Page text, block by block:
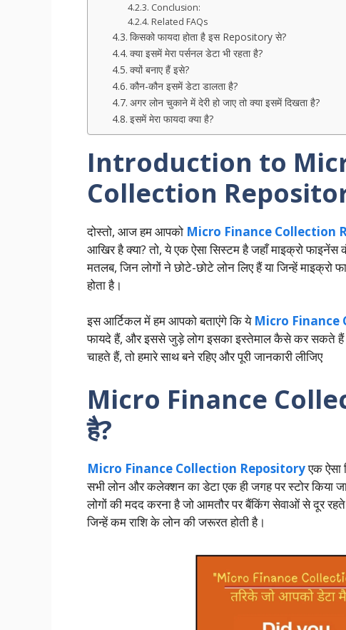
Conclusion:
Related FAQs
किसको फायदा होता है इस Repository से?
क्या इसमें मेरा पर्सनल डेटा भी रहता है?
क्यों बनाए हैं इसे?
कौन-कौन इसमें डेटा डालता है?
अगर लोन चुकाने में देरी हो जाए तो क्या इसमें दिखता है?
इसमें मेरा फायदा क्या है?
Introduction to
Collection
दोस्तो, आज हम आपको Micro Finance Collection
आखिर है क्या? तो, ये एक ऐसा सिस्टम है जहाँ माइक्रो
मतलब, जिन लोगों ने छोटे-छोटे लोन लिए हैं या जिन्हें माइक्रो
होता है।
इस आर्टिकल में हम आपको बताएंगे कि ये Micro Finance
फायदे हैं, और इससे जुड़े लोग इसका इस्तेमाल कैसे कर सकते हैं।
चाहते हैं, तो हमारे साथ बने रहिए और पूरी जानकारी लीजिए
Micro Finance
है?
Micro Finance Collection Repositoryएक ऐसा
सभी लोन और कलेक्शन का डेटा एक ही जगह पर स्टोर किया
लोगों की मदद करना है जो आमतौर पर बैंकिंग सेवाओं से दूर
जिन्हें कम राशि के लोन की जरूरत होती है।